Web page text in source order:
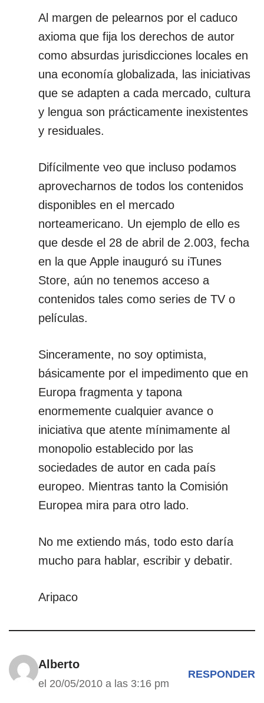
Al margen de pelearnos por el caduco
axioma que fija los derechos de autor
como absurdas jurisdicciones locales en
una economía globalizada, las iniciativas
que se adapten a cada mercado, cultura
y lengua son prácticamente inexistentes
y residuales.
Difícilmente veo que incluso podamos
aprovecharnos de todos los contenidos
disponibles en el mercado
norteamericano. Un ejemplo de ello es
que desde el 28 de abril de 2.003, fecha
en la que Apple inauguró su iTunes
Store, aún no tenemos acceso a
contenidos tales como series de TV o
películas.
Sinceramente, no soy optimista,
básicamente por el impedimento que en
Europa fragmenta y tapona
enormemente cualquier avance o
iniciativa que atente mínimamente al
monopolio establecido por las
sociedades de autor en cada país
europeo. Mientras tanto la Comisión
Europea mira para otro lado.
No me extiendo más, todo esto daría
mucho para hablar, escribir y debatir.
Aripaco
Alberto
el 20/05/2010 a las 3:16 pm
RESPONDER